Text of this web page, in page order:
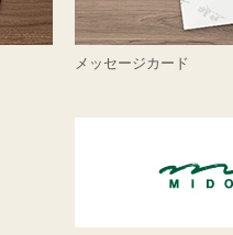
メッセージカード